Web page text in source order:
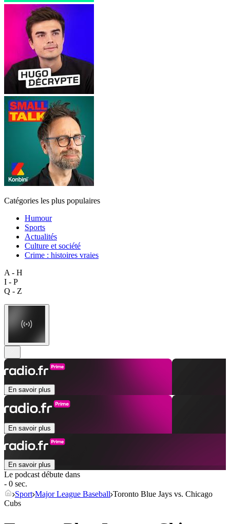
Catégories les plus populaires
Humour
Sports
Actualités
Culture et société
Crime : histoires vraies
A - H
I - P
Q - Z
En savoir plus
En savoir plus
En savoir plus
Le podcast débute dans
- 0 sec.
Sport Major League Baseball Toronto Blue Jays vs. Chicago
Cubs